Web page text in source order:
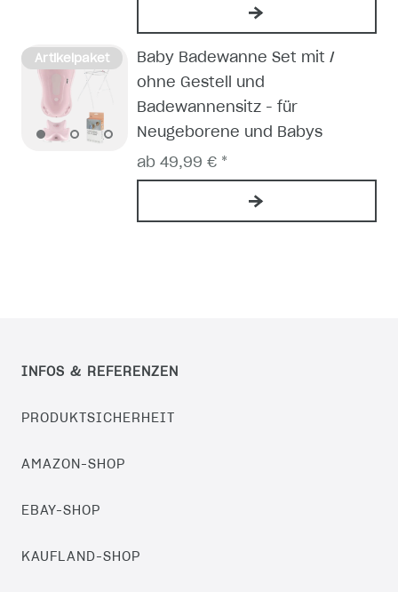
Artikelpaket
Baby Badewanne Set mit /
ohne Gestell und
Badewannensitz - für
Neugeborene und Babys
ab 49,99 € *
INFOS & REFERENZEN
PRODUKTSICHERHEIT
AMAZON-SHOP
EBAY-SHOP
KAUFLAND-SHOP